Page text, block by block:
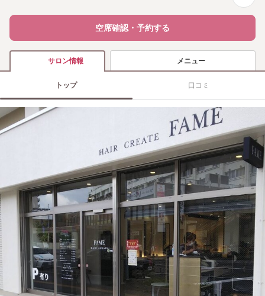
空席確認・予約する
サロン情報 メニュー
トップ 口コミ